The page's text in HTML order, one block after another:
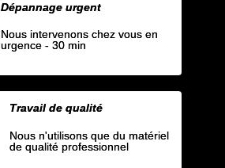
Dépannage urgent
Nous intervenons chez vous en
urgence - 30 min
Travail de qualité
Nous n'utilisons que du matériel
de qualité professionnel